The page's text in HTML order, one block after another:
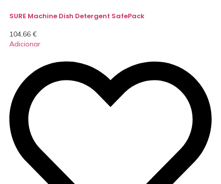
SURE Machine Dish Detergent SafePack
104,66 €
Adicionar